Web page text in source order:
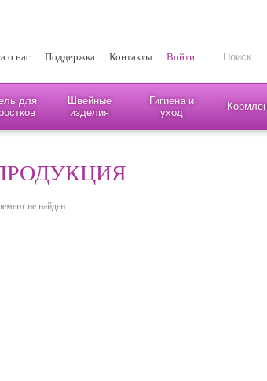
о нас Поддержка Контакты Войти
для
Швейные
изделия
Гигиена и
уход
не найден